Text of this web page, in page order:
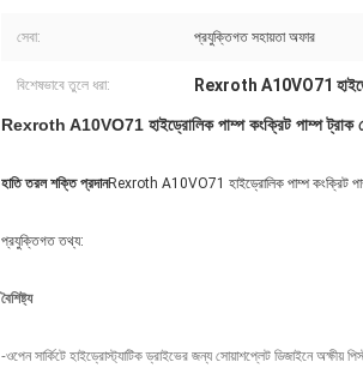
সেবা: প্রযুক্তিগত সহায়তা অফার
বিশেষভাবে তুলে ধরা: Rexroth A10VO71
Rexroth A10VO71 হাইড্রোলিক পাম্প কংক্রিট পাম্প ট্রাক
হাতি তরল শক্তি প্রদানRexroth A10VO71 হাইড্রোলিক পাম্প কংক্রিট পাম্প
প্রযুক্তিগত তথ্য:
বৈশিষ্ট্য
-ওপেন সার্কিটে হাইড্রোস্ট্যাটিক ড্রাইভের জন্য সোয়াশপ্লেট ডিজাইনে অক্ষীয়